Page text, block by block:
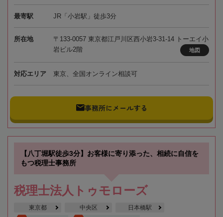
最寄駅 JR「小岩駅」徒歩3分
所在地
〒133-0057 東京都江戸川区西小岩3-31-14 トーエイ小
岩ビル2階
地図
対応エリア 東京、全国オンライン相談可
事務所にメールする
【八丁堀駅徒歩3分】お客様に寄り添った、相続に自信を
もつ税理士事務所
税理士法人トゥモローズ
東京都 中央区 日本橋駅